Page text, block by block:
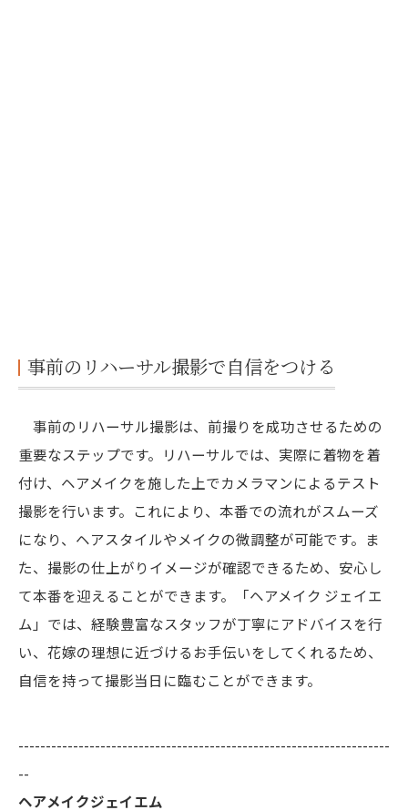
事前のリハーサル撮影で自信をつける
事前のリハーサル撮影は、前撮りを成功させるための
重要なステップです。リハーサルでは、実際に着物を着
付け、ヘアメイクを施した上でカメラマンによるテスト
撮影を行います。これにより、本番での流れがスムーズ
になり、ヘアスタイルやメイクの微調整が可能です。ま
た、撮影の仕上がりイメージが確認できるため、安心し
て本番を迎えることができます。「ヘアメイク ジェイエ
ム」では、経験豊富なスタッフが丁寧にアドバイスを行
い、花嫁の理想に近づけるお手伝いをしてくれるため、
自信を持って撮影当日に臨むことができます。
--------------------------------------------------------------------
--
ヘアメイクジェイエム